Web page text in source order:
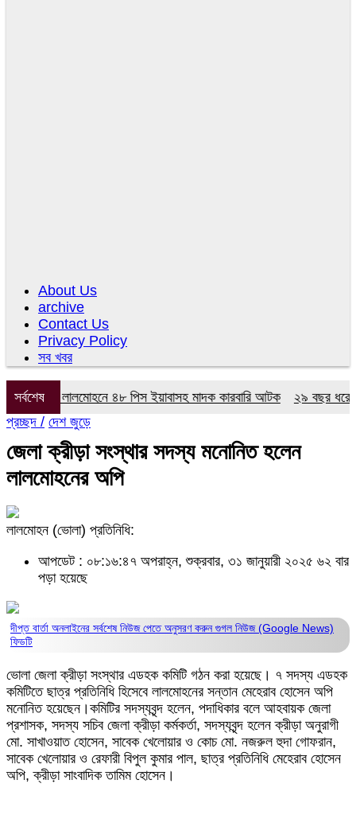
About Us
archive
Contact Us
Privacy Policy
সব খবর
সর্বশেষলালমোহনে ৪৮ পিস ইয়াবাসহ মাদক কারবারি আটক
২৯ বছর ধরে নেই
প্রচ্ছদ / দেশ জুড়ে
জেলা ক্রীড়া সংস্থার সদস্য মনোনিত হলেন
লালমোহনের অপি
লালমোহন (ভোলা) প্রতিনিধি:
আপডেট : ০৮:১৬:৪৭ অপরাহ্ন, শুক্রবার, ৩১ জানুয়ারী ২০২৫ ৬২ বার
পড়া হয়েছে
দীপ্ত বার্তা অনলাইনের সর্বশেষ নিউজ পেতে অনুসরণ করুনগুগল নিউজ (Google News)
ফিডটি
ভোলা জেলা ক্রীড়া সংস্থার এডহক কমিটি গঠন করা হয়েছে। ৭ সদস্য এডহক
কমিটিতে ছাত্র প্রতিনিধি হিসেবে লালমোহনের সন্তান মেহেরাব হোসেন অপি
মনোনিত হয়েছেন।কমিটির সদস্যবৃন্দ হলেন, পদাধিকার বলে আহবায়ক জেলা
প্রশাসক, সদস্য সচিব জেলা ক্রীড়া কর্মকর্তা, সদস্যবৃন্দ হলেন ক্রীড়া অনুরাগী
মো. সাখাওয়াত হোসেন, সাবেক খেলোয়ার ও কোচ মো. নজরুল হুদা গোফরান,
সাবেক খেলোয়ার ও রেফারী বিপুল কুমার পাল, ছাত্র প্রতিনিধি মেহেরাব হোসেন
অপি, ক্রীড়া সাংবাদিক তামিম হোসেন।